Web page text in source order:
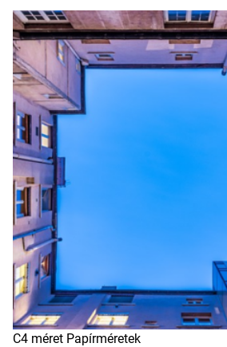
C4 méret Papírméretek